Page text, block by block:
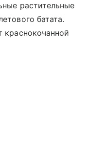
растительные
батата.